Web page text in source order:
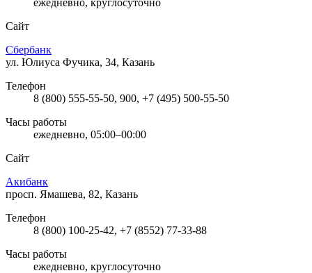
Сайт
Сбербанк
ул. Юлиуса Фучика, 34, Казань
Телефон
8 (800) 555-55-50, 900, +7 (495) 500-55-50
Часы работы
ежедневно, 05:00–00:00
Сайт
Акибанк
просп. Ямашева, 82, Казань
Телефон
8 (800) 100-25-42, +7 (8552) 77-33-88
Часы работы
ежедневно, круглосуточно